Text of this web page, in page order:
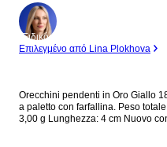
Ειδικός
Επιλεγμένο από Lina Plokhova
Orecchini pendenti in Oro Giallo
a paletto con farfallina. Peso
3,00 g Lunghezza: 4 cm Nuovo